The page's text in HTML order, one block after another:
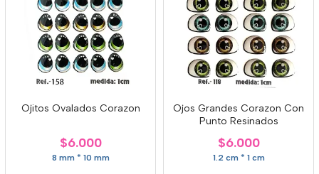
Ojitos Ovalados Corazon
$6.000
8 mm * 10 mm
Ojos Grandes Corazon Con
Punto Resinados
$6.000
1.2 cm * 1 cm